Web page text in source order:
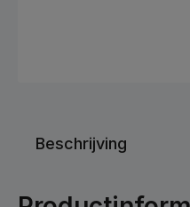
Beschrijving